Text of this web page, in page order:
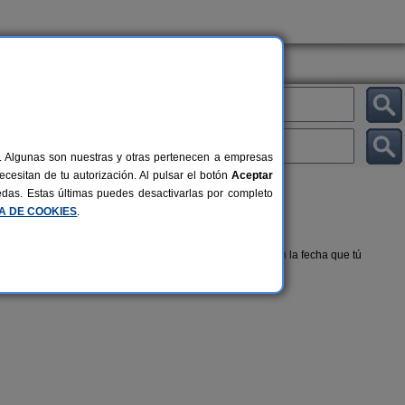
y sencilla, alquilando un alojamiento rural disponible en la fecha que tú
son nuestras y otras pertenecen a empresas
de tu autorización. Al pulsar el botón Aceptar
Estas últimas puedes desactivarlas por completo
DE COOKIES.